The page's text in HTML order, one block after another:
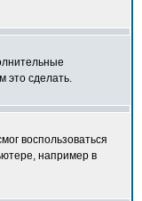
это сделать.
воспользоваться
например в